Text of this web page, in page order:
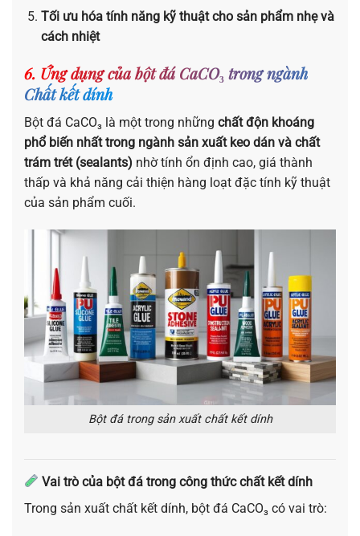
Tối ưu hóa tính năng kỹ thuật cho sản phẩm nhẹ và
cách nhiệt
6. Ứng dụng của bột đá CaCO₃ trong ngành
Chất kết dính
Bột đá CaCO₃ là một trong những chất độn khoáng
phổ biến nhất trong ngành sản xuất keo dán và chất
trám trét (sealants) nhờ tính ổn định cao, giá thành
thấp và khả năng cải thiện hàng loạt đặc tính kỹ thuật
của sản phẩm cuối.
Bột đá trong sản xuất chất kết dính
Vai trò của bột đá trong công thức chất kết dính
Trong sản xuất chất kết dính, bột đá CaCO₃ có vai trò: